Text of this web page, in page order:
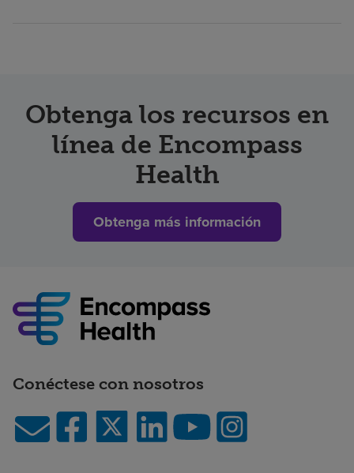
Obtenga los recursos en
línea de Encompass
Health
Obtenga más información
Conéctese con nosotros